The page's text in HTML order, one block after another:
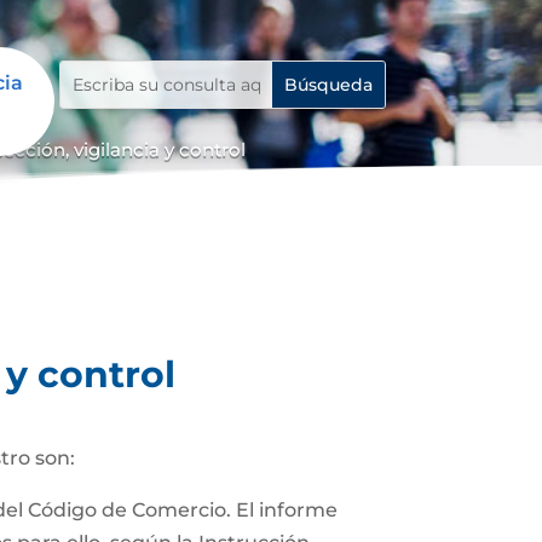
vigilancia y control
control
son:
Código de Comercio. El informe